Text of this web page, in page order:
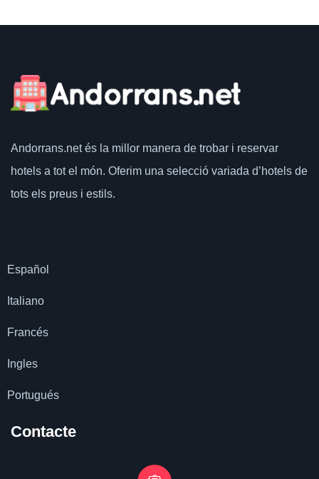
Andorrans.netés la millor manera de trobar i reservar
hotels a tot el món. Oferim una selecció variada d’hotels de
tots els preus i estils.
Español
Italiano
Francés
Ingles
Portugués
Contacte